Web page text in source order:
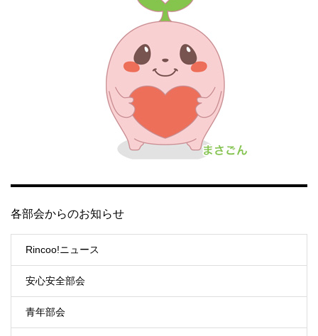
各部会からのお知らせ
Rincoo!ニュース
安心安全部会
青年部会